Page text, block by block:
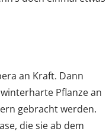
an Kraft. Dann
Pflanze an
gebracht werden.
die sie ab dem